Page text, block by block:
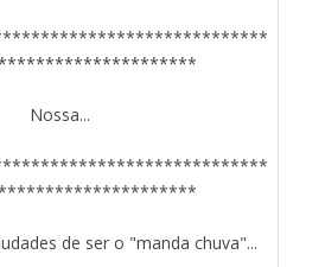
Nossa...
de ser o "manda chuva"...